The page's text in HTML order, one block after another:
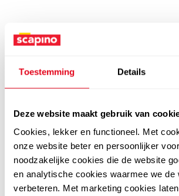
Toestemming Details
Deze website maakt gebruik van
Cookies, lekker en functioneel. Met
onze website beter en persoonlijker
noodzakelijke cookies die de website
en analytische cookies waarmee we de
verbeteren. Met marketing cookies